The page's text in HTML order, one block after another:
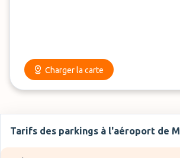
Charger la carte
Tarifs des parkings à l'aéroport de